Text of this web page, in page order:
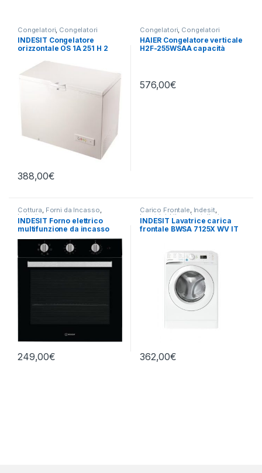
Congelatori Congelatori
Orizzontali, Indesit
INDESIT Congelatore
orizzontale OS 1A 251 H 2
388,00€
Congelatori Congelatori
Verticali, Haier ,libera
installazione
HAIER Congelatore verticale
H2F-255WSAA capacità
576,00€
Cottura, Forni da Incasso,
Indesit
INDESIT Forno elettrico
multifunzione da incasso
IFW 6530 BL
249,00€
Carico Frontale, Indesit,
Lavatrici,Libera Installazione
INDESIT Lavatrice carica
frontale BWSA 7125X WV IT
362,00€